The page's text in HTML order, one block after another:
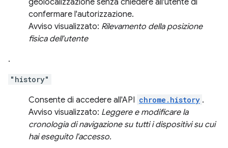
geolocalizzazione senza chiedere all'utente di
confermare l'autorizzazione.
Avviso visualizzato: Rilevamento della posizione
fisica dell'utente
.
"history"
Consente di accedere all'API chrome.history .
Avviso visualizzato: Leggere e modificare la
cronologia di navigazione su tutti i dispositivi su cui
hai eseguito l'accesso.